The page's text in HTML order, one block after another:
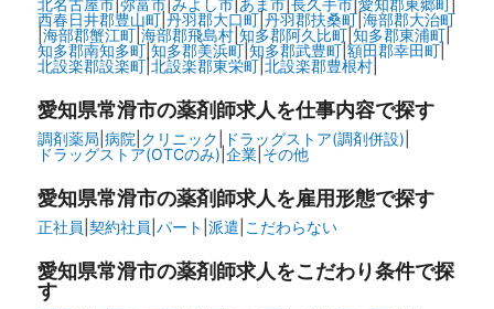
北名古屋市| 弥富市| みよし市| あま市| 長久手市| 愛知郡東郷町|
西春日井郡豊山町| 丹羽郡大口町| 丹羽郡扶桑町| 海部郡大治町
海部郡蟹江町| 海部郡飛島村| 知多郡阿久比町| 知多郡東浦町|
知多郡南知多町| 知多郡美浜町| 知多郡武豊町| 額田郡幸田町|
北設楽郡設楽町|北設楽郡東栄町| 北設楽郡豊根村|
愛知県常滑市の薬剤師求人を仕事内容で探す
調剤薬局 病院 クリニック ドラッグストア(調剤併設)
ドラッグストア(OTCのみ)| 企業| その他
愛知県常滑市の薬剤師求人を雇用形態で探す
正社員 契約社員 パート 派遣 こだわらない
愛知県常滑市の薬剤師求人をこだわり条件で探
す